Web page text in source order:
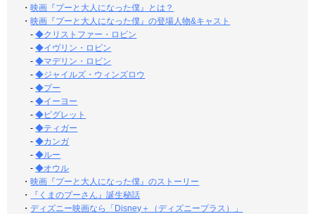
・映画『プーと大人になった僕』とは？
・映画『プーと大人になった僕』の登場人物&キャスト
-◆クリストファー・ロビン
-◆イヴリン・ロビン
-◆マデリン・ロビン
-◆ジャイルズ・ウィンズロウ
-◆プー
-◆イーヨー
-◆ピグレット
-◆ティガー
-◆カンガ
-◆ルー
-◆オウル
・映画『プーと大人になった僕』のストーリー
・
『くまのプーさん』誕生秘話
・ディズニー映画なら「Disney＋（ディズニープラス）」